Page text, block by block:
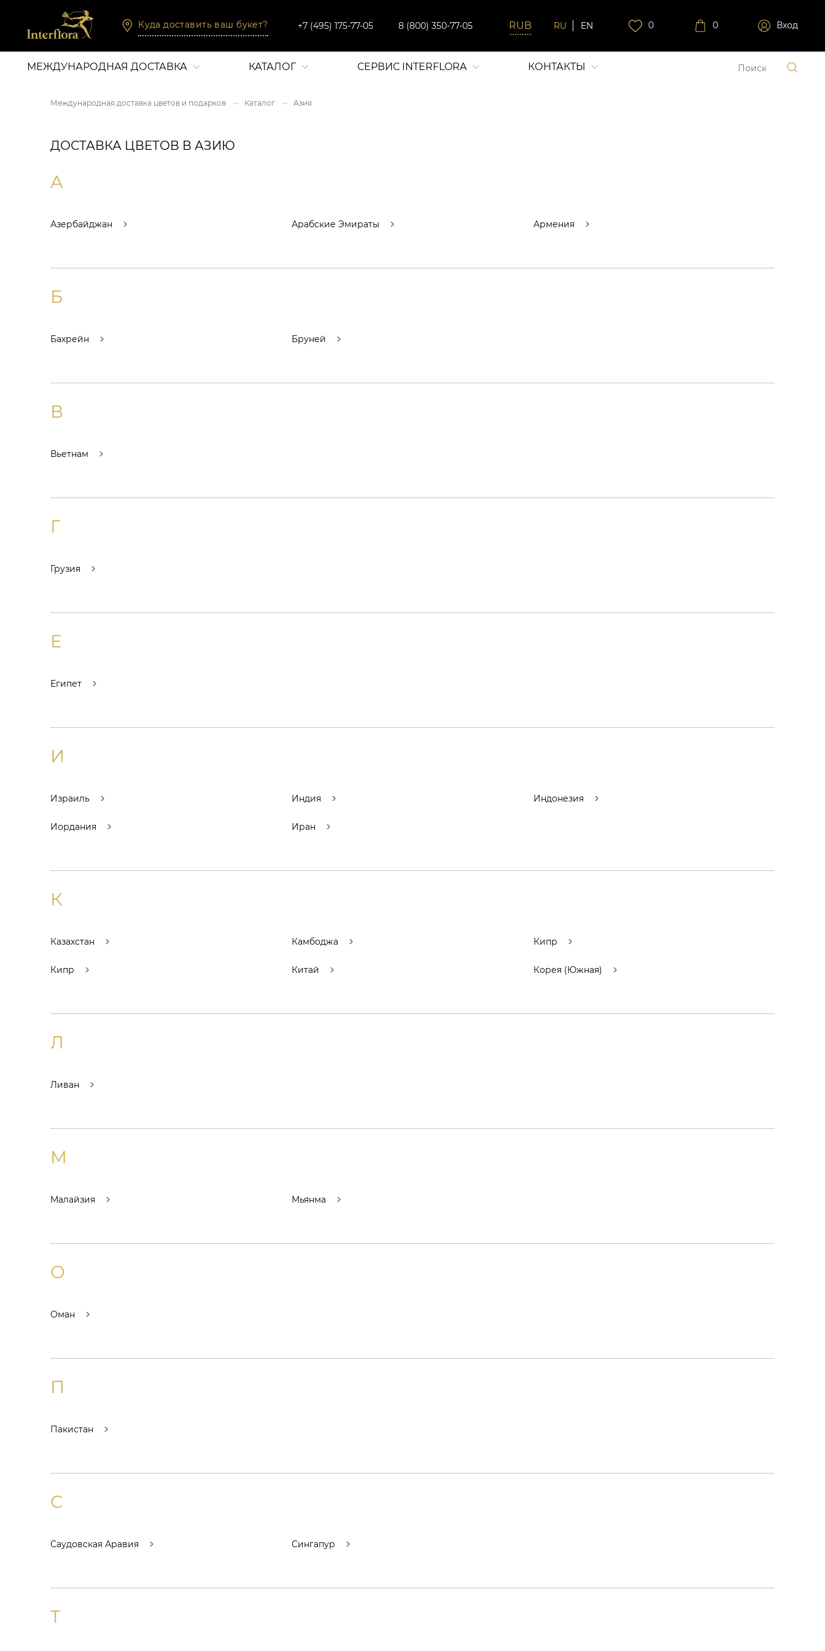
Куда доставить ваш букет? +7 (495) 175-77-05 8 (800) 350-77-05 RU EN 0 0 Вход
МЕЖДУНАРОДНАЯ ДОСТАВКА КАТАЛОГ СЕРВИС INTERFLORA КОНТАКТЫ
Международная доставка цветов и подарков Каталог Азия
ДОСТАВКА ЦВЕТОВ В АЗИЮ
А
Азербайджан Арабские Эмираты Армения
Б
Бахрейн Бруней
В
Вьетнам
Г
Грузия
Е
Египет
И
Израиль Индия Индонезия
Иордания Иран
К
Казахстан Камбоджа Кипр
Кипр Китай Корея (Южная)
Л
Ливан
М
Малайзия Мьянма
О
Оман
П
Пакистан
С
Саудовская Аравия Сингапур
Т